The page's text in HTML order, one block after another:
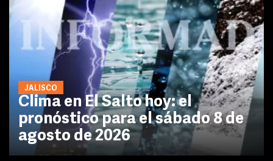
JALISCO
Clima en El Salto hoy: el
pronóstico para el sábado 8 de
agosto de 2026